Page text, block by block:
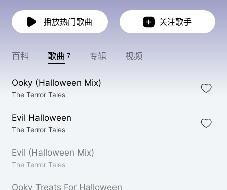
播放热门歌曲 关注歌手
百科 歌曲 7 专辑 视频
Ooky (Halloween Mix)
The Terror Tales
Evil Halloween
The Terror Tales
Evil (Halloween Mix)
The Terror Tales
Ooky Treats For Halloween